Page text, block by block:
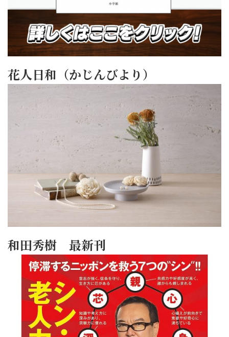
花人日和（かじんびより）
和田秀樹 最新刊